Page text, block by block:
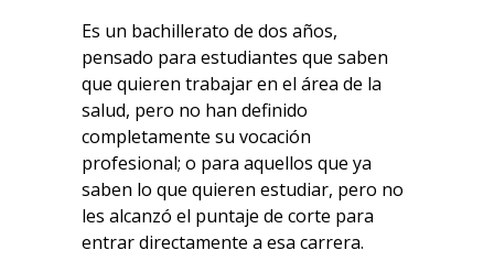
Es un bachillerato de dos años,
pensado para estudiantes que saben
que quieren trabajar en el área de la
salud, pero no han definido
completamente su vocación
profesional; o para aquellos que ya
saben lo que quieren estudiar, pero no
les alcanzó el puntaje de corte para
entrar directamente a esa carrera.